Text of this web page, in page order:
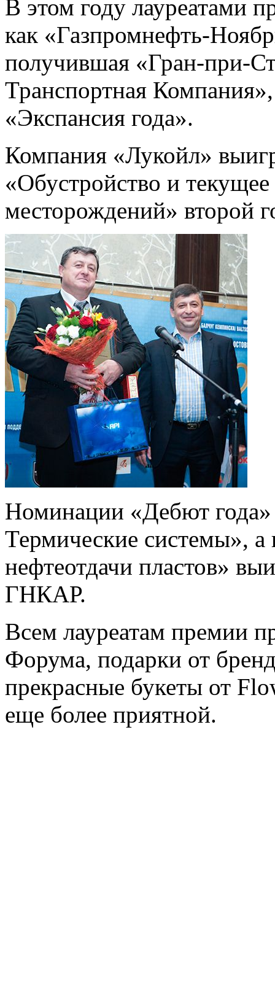
В этом году лауреатами
как «Газпромнефть-
получившая «Гран-при-
Транспортная
«Экспансия года».
Компания «Лукойл»
«Обустройство и
месторождений» второй
Номинации «Дебют
Термические системы»,
нефтеотдачи пластов»
ГНКАР.
Всем лауреатам премии
Форума, подарки от
прекрасные букеты от
еще более приятной.